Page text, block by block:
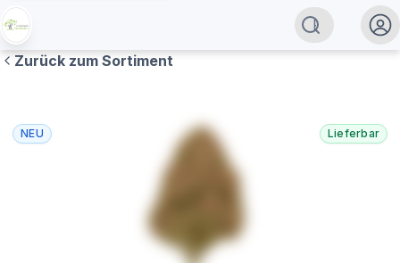
Zurück zum Sortiment
NEU Lieferbar